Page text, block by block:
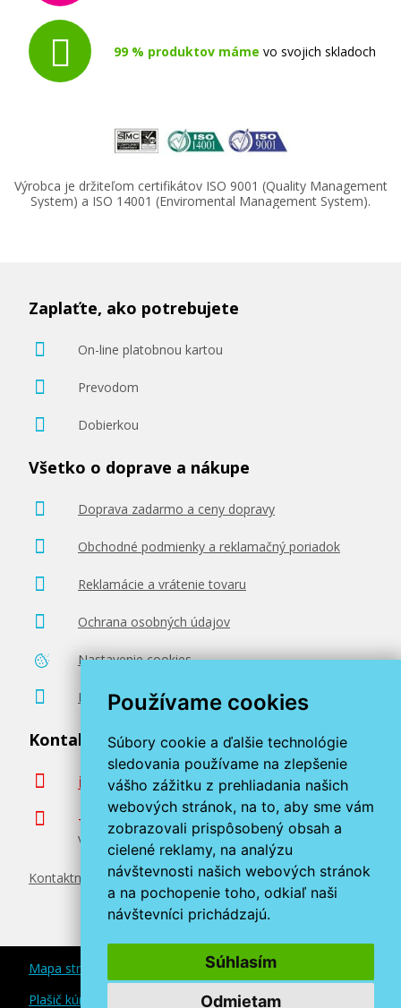
Používame cookies
Súbory cookie a ďalšie technológie
sledovania používame na zlepšenie
vášho zážitku z prehliadania našich
webových stránok, na to, aby sme vám
zobrazovali prispôsobený obsah a
cielené reklamy, na analýzu
návštevnosti našich webových stránok
a na pochopenie toho, odkiaľ naši
návštevníci prichádzajú.
Súhlasím
Odmietam
99 % produktov máme vo svojich skladoch
Výrobca je držiteľom certifikátov ISO 9001 (Quality Management
System) a ISO 14001 (Enviromental Management System).
Zaplaťte, ako potrebujete
On-line platobnou kartou
Prevodom
Dobierkou
Všetko o doprave a nákupe
Doprava zadarmo a ceny dopravy
Obchodné podmienky a reklamačný poriadok
Reklamácie a vrátenie tovaru
Ochrana osobných údajov
Nastavenie cookies
Poradenstvo zadarmo
Kontaktujte nás
info@miroluk.sk
+420 377 222 313
Volajte v pracovné dni od 8. do 17. hod.
Kontaktné údaje
Mapa stránok
Plašič kún a myší